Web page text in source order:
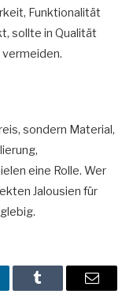
Funktionalität
sollte in Qualität
sondern Material,
eine Rolle. Wer
Jalousien für
Tumblr Email